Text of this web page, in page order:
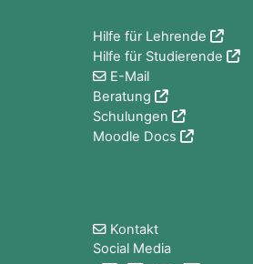
Hilfe für Lehrende
Hilfe für Studierende
E-Mail
Beratung
Schulungen
Moodle Docs
Kontakt
Social Media